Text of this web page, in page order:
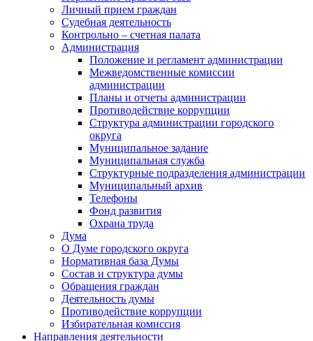
Личный прием граждан
Судебная деятельность
Контрольно – счетная палата
Администрация
Положение и регламент администрации
Межведомственные комиссии
администрации
Планы и отчеты администрации
Противодействие коррупции
Структура администрации городского
округа
Муниципальное задание
Муниципальная служба
Структурные подразделения администрации
Муниципальный архив
Телефоны
Фонд развития
Охрана труда
Дума
О Думе городского округа
Нормативная база Думы
Состав и структура думы
Обращения граждан
Деятельность думы
Противодействие коррупции
Избирательная комиссия
Направления деятельности